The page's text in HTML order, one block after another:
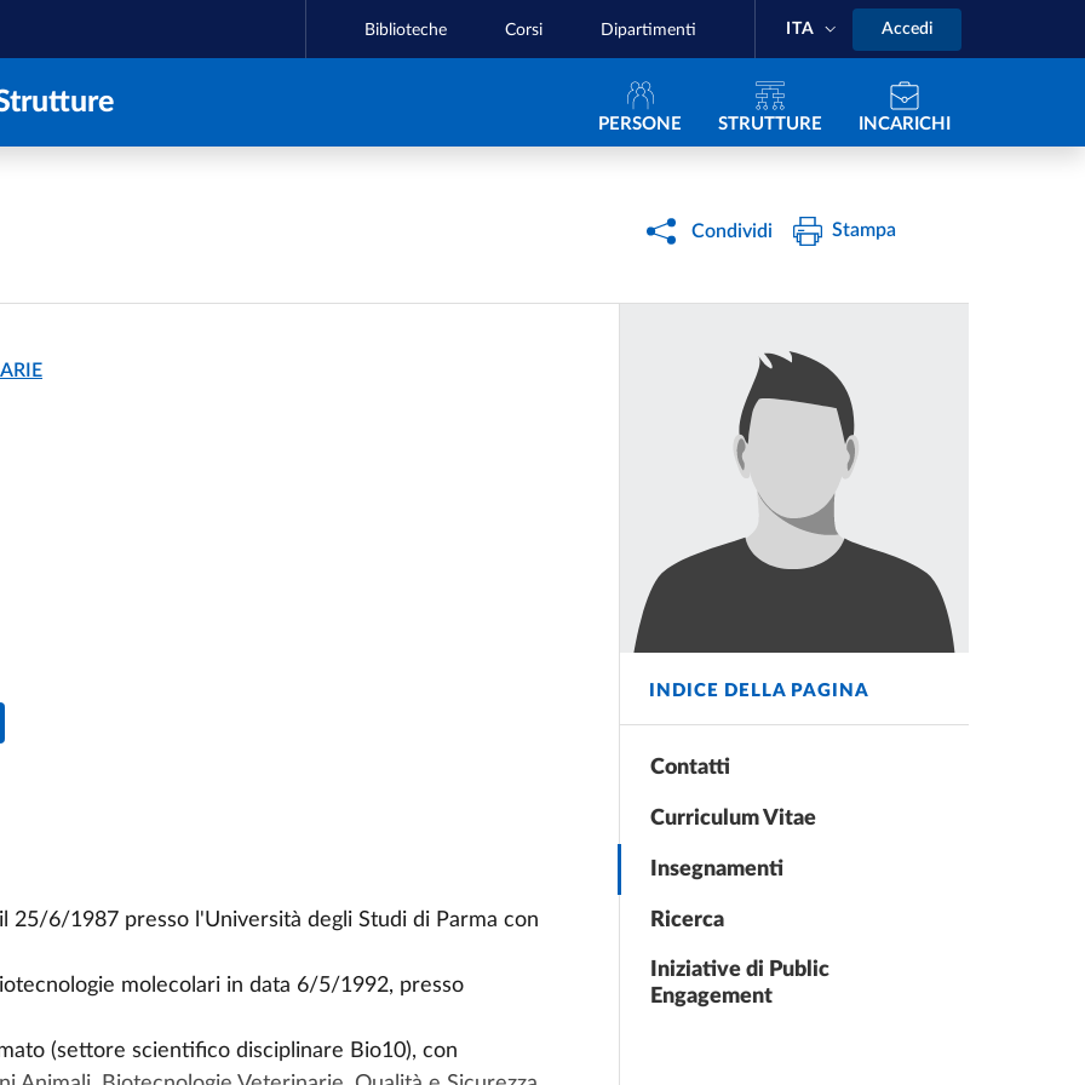
Biblioteche Corsi Dipartimenti ITA Accedi
Navigazione principale
PERSONE STRUTTURE INCARICHI
Condividi Stampa
INDICE DELLA PAGINA
Contatti
Curriculum Vitae
Insegnamenti
Ricerca
Iniziative di Public
Engagement
25/6/1987 presso l'Università degli Studi di Parma con
molecolari in data 6/5/1992, presso
(settore scientifico disciplinare Bio10), con